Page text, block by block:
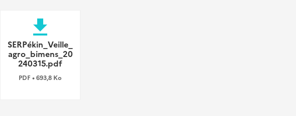
file_download
SERPékin_Veille_
agro_bimens_20
240315.pdf
PDF • 693,8 Ko